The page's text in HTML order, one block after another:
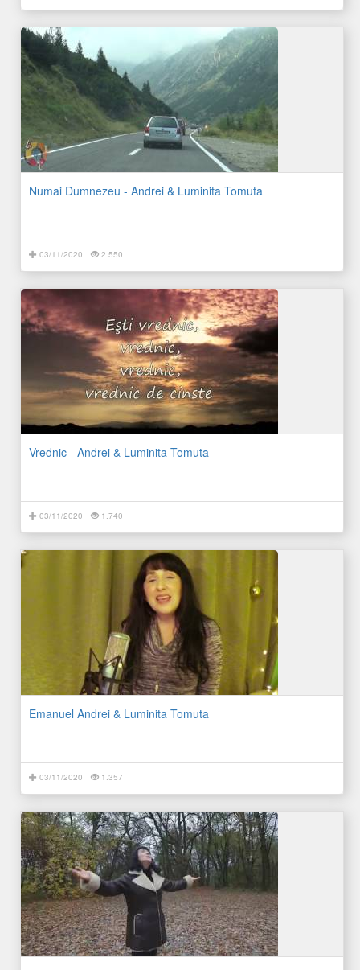
Numai Dumnezeu - Andrei & Luminita Tomuta
03/11/2020 2.550
Vrednic - Andrei & Luminita Tomuta
03/11/2020 1.740
Emanuel Andrei & Luminita Tomuta
03/11/2020 1.357